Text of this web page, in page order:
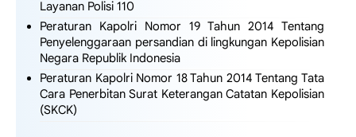
Layanan Polisi 110
Peraturan Kapolri Nomor 19 Tahun 2014 Tentang
Penyelenggaraan persandian di lingkungan Kepolisian
Negara Republik Indonesia
Peraturan Kapolri Nomor 18 Tahun 2014 Tentang Tata
Cara Penerbitan Surat Keterangan Catatan Kepolisian
(SKCK)